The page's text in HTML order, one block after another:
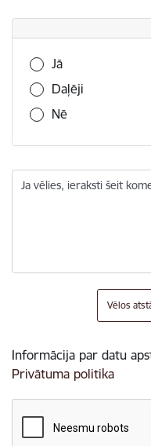
Vai šī informācija
Jā
Daļēji
Nē
Ja vēlies, ieraksti šeit
Vēlos
Informācija par datu
Privātuma politika